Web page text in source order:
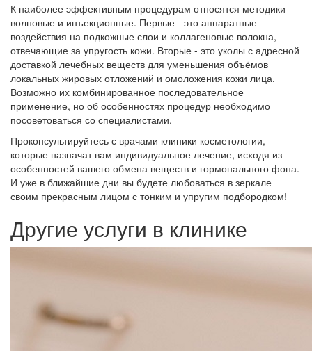
К наиболее эффективным процедурам относятся методики
волновые и инъекционные. Первые - это аппаратные
воздействия на подкожные слои и коллагеновые волокна,
отвечающие за упругость кожи. Вторые - это уколы с адресной
доставкой лечебных веществ для уменьшения объёмов
локальных жировых отложений и омоложения кожи лица.
Возможно их комбинированное последовательное
применение, но об особенностях процедур необходимо
посоветоваться со специалистами.
Проконсультируйтесь с врачами клиники косметологии,
которые назначат вам индивидуальное лечение, исходя из
особенностей вашего обмена веществ и гормонального фона.
И уже в ближайшие дни вы будете любоваться в зеркале
своим прекрасным лицом с тонким и упругим подбородком!
Другие услуги в клинике